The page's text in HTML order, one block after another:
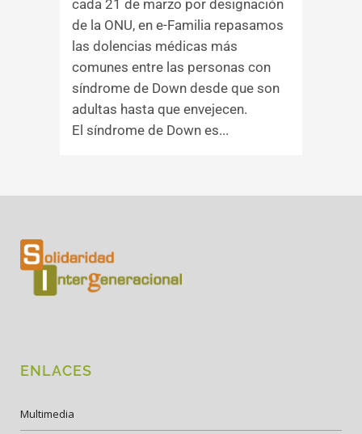
cada 21 de marzo por designación
de la ONU, en e-Familia repasamos
las dolencias médicas más
comunes entre las personas con
síndrome de Down desde que son
adultas hasta que envejecen.
El síndrome de Down es...
ENLACES
Multimedia